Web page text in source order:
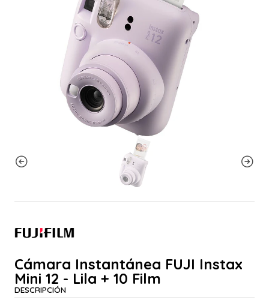
Cámara Instantánea FUJI Instax
Mini 12 - Lila + 10 Film
DESCRIPCIÓN